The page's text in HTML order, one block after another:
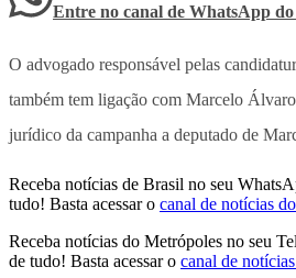
Entre no canal de WhatsApp do
O advogado responsável pelas
também tem ligação com Marcelo
jurídico da campanha a deputado de
Receba notícias de Brasil no seu
tudo! Basta acessar o canal de notícias
Receba notícias do Metrópoles no seu
de tudo! Basta acessar o canal de